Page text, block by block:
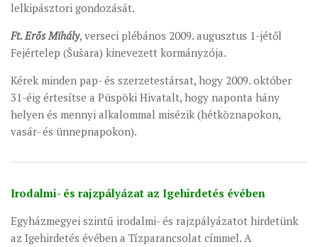
lelkipásztori gondozását.
Ft. Erős Mihály, verseci plébános 2009. augusztus 1-jétől
Fejértelep (Šušara) kinevezett kormányzója.
Kérek minden pap- és szerzetestársat, hogy 2009. október
31-éig értesítse a Püspöki Hivatalt, hogy naponta hány
helyen és mennyi alkalommal misézik (hétköznapokon,
vasár- és ünnepnapokon).
Irodalmi- és rajzpályázat az Igehirdetés évében
Egyházmegyei szintű irodalmi- és rajzpályázatot hirdetünk
az Igehirdetés évében a Tízparancsolat címmel. A